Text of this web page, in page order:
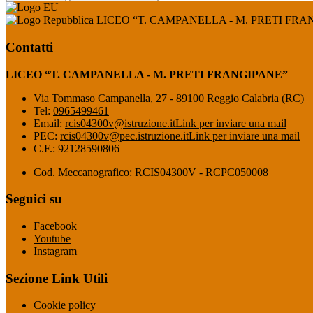
LICEO “T. CAMPANELLA - M. PRETI
Contatti
LICEO “T. CAMPANELLA - M. PRETI FRANGIPANE”
Via Tommaso Campanella, 27 - 89100 Reggio Calabria (RC)
Tel: 0965499461
Email: rcis04300v@istruzione.itLink per inviare una mail
PEC: rcis04300v@pec.istruzione.itLink per inviare una mail
C.F.: 92128590806
Cod. Meccanografico: RCIS04300V - RCPC050008
Seguici su
Facebook
Youtube
Instagram
Sezione Link Utili
Cookie policy